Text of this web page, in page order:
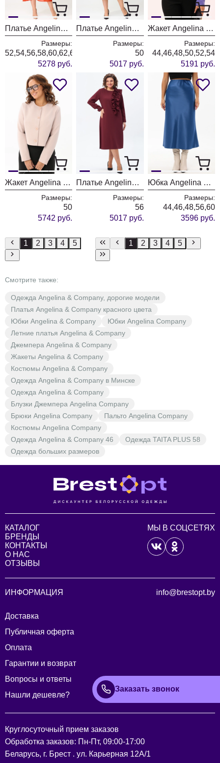
Платье Angelina & Company 1198
Размеры:
52,54,56,58,60,62,64,66,68
5278 руб.
Платье Angelina & Company 1196
Размеры:
50
5017 руб.
Жакет Angelina & Company 1195
Размеры:
44,46,48,50,52,54
5191 руб.
Жакет Angelina & Company 1194
Размеры:
50
5742 руб.
Платье Angelina & Company 1193
Размеры:
56
5017 руб.
Юбка Angelina & Company 1191
Размеры:
44,46,48,56,60
3596 руб.
1 2 3 4 5 1 2 3 4 5
Смотрите также:
Одежда Angelina & Company, дорогие модели
Платья Angelina & Company красного цвета
Юбки Angelina & Company
Юбки Angelina Company
Летние платья Angelina & Company
Джемпера Angelina & Company
Жакеты Angelina & Company
Костюмы Angelina & Company
Одежда Angelina & Company в Минске
Одежда Angelina & Company
Блузки Джемпера Angelina Company
Брюки Angelina Company
Пальто Angelina Company
Костюмы Angelina Company
Одежда Angelina & Company 46
Одежда TAITA PLUS 58
Одежда больших размеров
КАТАЛОГ
БРЕНДЫ
КОНТАКТЫ
О НАС
ОТЗЫВЫ
МЫ В СОЦСЕТЯХ
ИНФОРМАЦИЯ
Доставка
Публичная оферта
Оплата
Гарантии и возврат
Вопросы и ответы
Нашли дешевле?
info@brestopt.by
Заказать звонок
Круглосуточный прием заказов
Обработка заказов: Пн-Пт, 09:00-17:00
Беларусь, г. Брест . ул. Карьерная 12А/1